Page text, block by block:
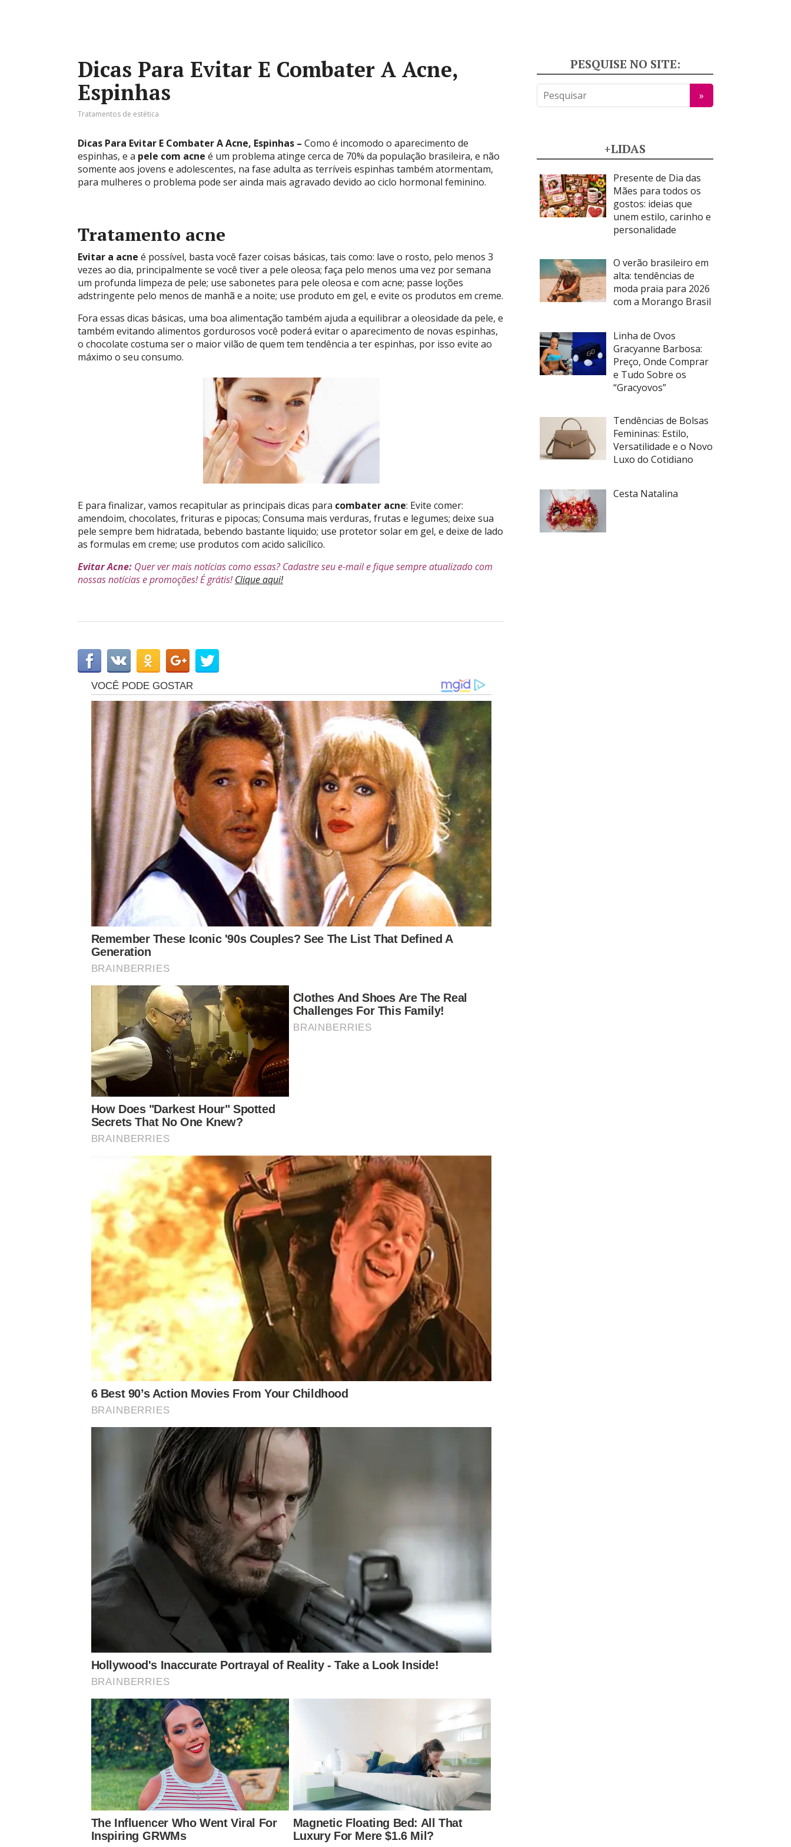
Dicas Para Evitar E Combater A Acne,
Espinhas
Tratamentos de estética
Dicas Para Evitar E Combater A Acne, Espinhas – Como é incomodo o aparecimento de
espinhas, e a pele com acne é um problema atinge cerca de 70% da população brasileira, e não
somente aos jovens e adolescentes, na fase adulta as terríveis espinhas também atormentam,
para mulheres o problema pode ser ainda mais agravado devido ao ciclo hormonal feminino.
Tratamento acne
Evitar a acne é possível, basta você fazer coisas básicas, tais como: lave o rosto, pelo menos 3
vezes ao dia, principalmente se você tiver a pele oleosa; faça pelo menos uma vez por semana
um profunda limpeza de pele; use sabonetes para pele oleosa e com acne; passe loções
adstringente pelo menos de manhã e a noite; use produto em gel, e evite os produtos em creme.
Fora essas dicas básicas, uma boa alimentação também ajuda a equilibrar a oleosidade da pele, e
também evitando alimentos gordurosos você poderá evitar o aparecimento de novas espinhas,
o chocolate costuma ser o maior vilão de quem tem tendência a ter espinhas, por isso evite ao
máximo o seu consumo.
E para finalizar, vamos recapitular as principais dicas para combater acne: Evite comer:
amendoim, chocolates, frituras e pipocas; Consuma mais verduras, frutas e legumes; deixe sua
pele sempre bem hidratada, bebendo bastante liquido; use protetor solar em gel, e deixe de lado
as formulas em creme; use produtos com acido salicílico.
Evitar Acne: Quer ver mais notícias como essas? Cadastre seu e-mail e fique sempre atualizado com
nossas notícias e promoções! É grátis!Clique aqui!
PESQUISE NO SITE:
+LIDAS
Presente de Dia das
Mães para todos os
gostos: ideias que
unem estilo, carinho e
personalidade
O verão brasileiro em
alta: tendências de
moda praia para 2026
com a Morango Brasil
Linha de Ovos
Gracyanne Barbosa:
Preço, Onde Comprar
e Tudo Sobre os
“Gracyovos”
Tendências de Bolsas
Femininas: Estilo,
Versatilidade e o Novo
Luxo do Cotidiano
Cesta Natalina